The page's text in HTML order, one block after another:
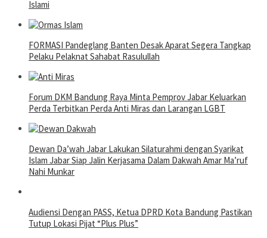
Islami
FORMASI Pandeglang Banten Desak Aparat Segera Tangkap
Pelaku Pelaknat Sahabat Rasulullah
Forum DKM Bandung Raya Minta Pemprov Jabar Keluarkan
Perda Terbitkan Perda Anti Miras dan Larangan LGBT
Dewan Da’wah Jabar Lakukan Silaturahmi dengan Syarikat
Islam Jabar Siap Jalin Kerjasama Dalam Dakwah Amar Ma’ruf
Nahi Munkar
Audiensi Dengan PASS, Ketua DPRD Kota Bandung Pastikan
Tutup Lokasi Pijat “Plus Plus”